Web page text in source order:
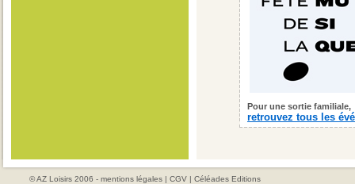
Pour une sortie familiale,
retrouvez tous les
© AZ Loisirs 2006 - mentions légales | CGV | Céléades Editions